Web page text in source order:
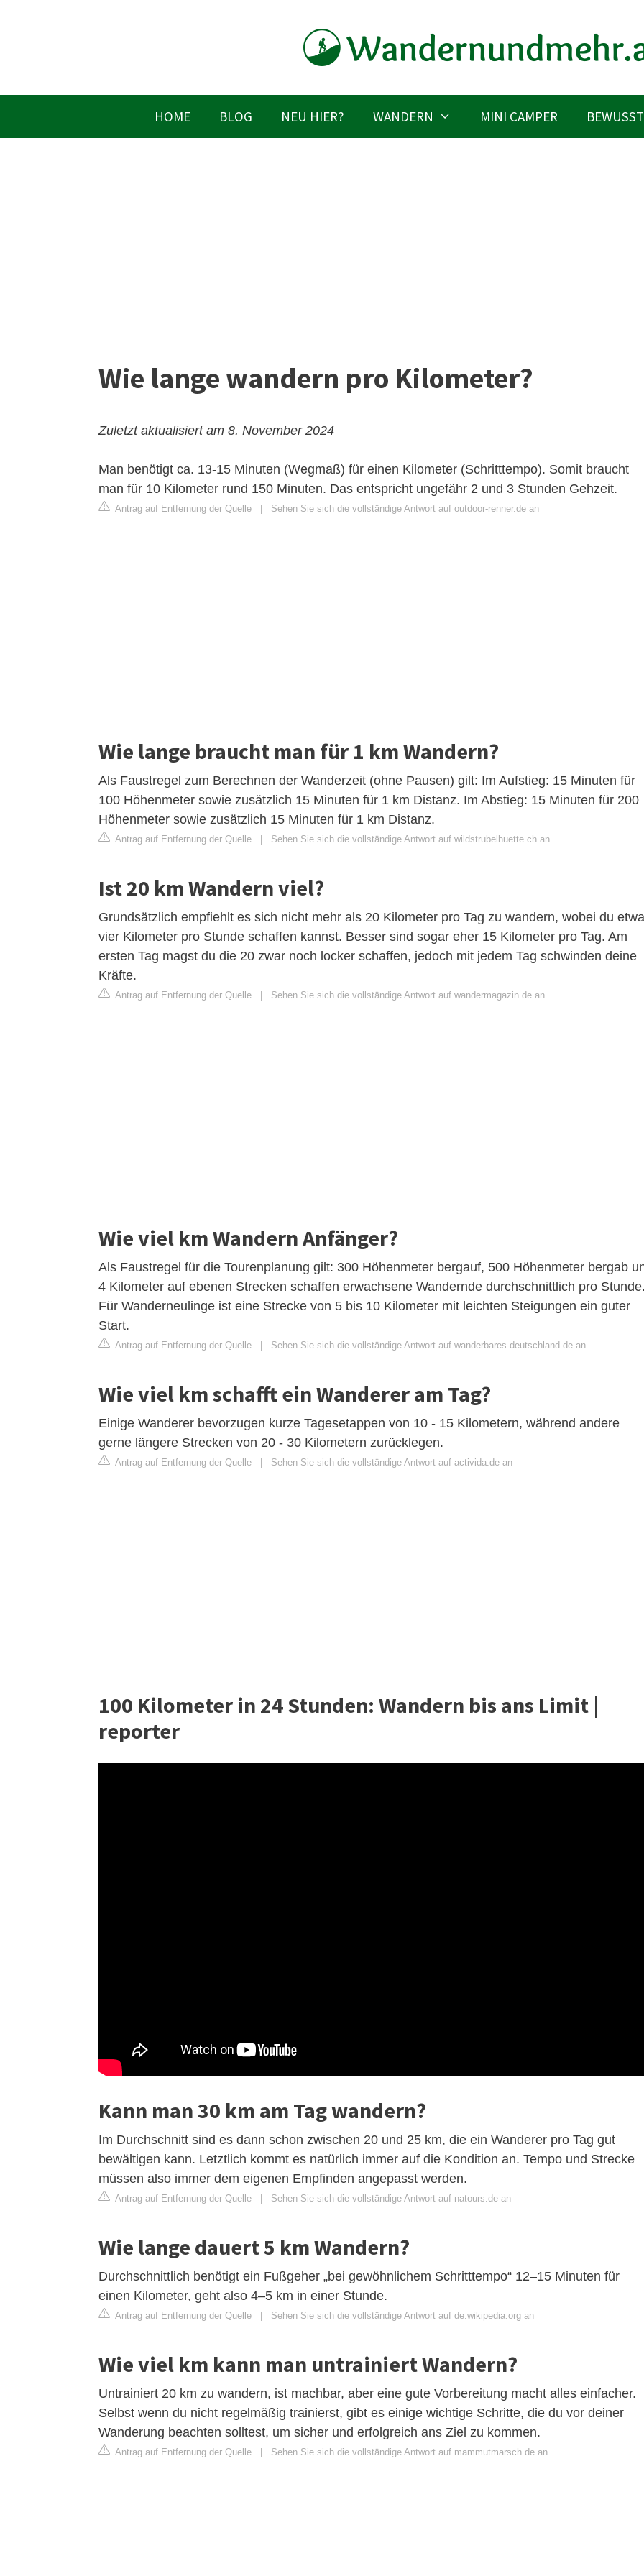
HOME BLOG NEU HIER? WANDERN MINI CAMPER
Wie lange wandern pro Kilometer?
Zuletzt aktualisiert am 8. November 2024
Man benötigt ca. 13-15 Minuten (Wegmaß) für einen Kilometer (Schritttempo). Somit braucht
man für 10 Kilometer rund 150 Minuten. Das entspricht ungefähr 2 und 3 Stunden Gehzeit.
Antrag auf Entfernung der Quelle Sehen Sie sich die vollständige Antwort auf outdoor-renner.de an
Wie lange braucht man für 1 km Wandern?
Als Faustregel zum Berechnen der Wanderzeit (ohne Pausen) gilt: Im Aufstieg: 15 Minuten für
100 Höhenmeter sowie zusätzlich 15 Minuten für 1 km Distanz. Im Abstieg: 15 Minuten für 200
Höhenmeter sowie zusätzlich 15 Minuten für 1 km Distanz.
Antrag auf Entfernung der Quelle Sehen Sie sich die vollständige Antwort auf wildstrubelhuette.ch an
Ist 20 km Wandern viel?
Grundsätzlich empfiehlt es sich nicht mehr als 20 Kilometer pro Tag zu wandern, wobei du etwa
vier Kilometer pro Stunde schaffen kannst. Besser sind sogar eher 15 Kilometer pro Tag. Am
ersten Tag magst du die 20 zwar noch locker schaffen, jedoch mit jedem Tag schwinden deine
Kräfte.
Antrag auf Entfernung der Quelle Sehen Sie sich die vollständige Antwort auf wandermagazin.de an
Wie viel km Wandern Anfänger?
Als Faustregel für die Tourenplanung gilt: 300 Höhenmeter bergauf, 500 Höhenmeter bergab
4 Kilometer auf ebenen Strecken schaffen erwachsene Wandernde durchschnittlich pro
Für Wanderneulinge ist eine Strecke von 5 bis 10 Kilometer mit leichten Steigungen ein guter
Start.
Antrag auf Entfernung der Quelle Sehen Sie sich die vollständige Antwort auf wanderbares-deutschland.de an
Wie viel km schafft ein Wanderer am Tag?
Einige Wanderer bevorzugen kurze Tagesetappen von 10 - 15 Kilometern, während andere
gerne längere Strecken von 20 - 30 Kilometern zurücklegen.
Antrag auf Entfernung der Quelle Sehen Sie sich die vollständige Antwort auf activida.de an
100 Kilometer in 24 Stunden: Wandern bis ans Limit |
reporter
Kann man 30 km am Tag wandern?
Im Durchschnitt sind es dann schon zwischen 20 und 25 km, die ein Wanderer pro Tag gut
bewältigen kann. Letztlich kommt es natürlich immer auf die Kondition an. Tempo und Strecke
müssen also immer dem eigenen Empfinden angepasst werden.
Antrag auf Entfernung der Quelle | Sehen Sie sich die vollständige Antwort auf natours.de an
Wie lange dauert 5 km Wandern?
Durchschnittlich benötigt ein Fußgeher „bei gewöhnlichem Schritttempo“ 12–15 Minuten für
einen Kilometer, geht also 4–5 km in einer Stunde.
Antrag auf Entfernung der Quelle | Sehen Sie sich die vollständige Antwort auf de.wikipedia.org an
Wie viel km kann man untrainiert Wandern?
Untrainiert 20 km zu wandern, ist machbar, aber eine gute Vorbereitung macht alles einfacher.
Selbst wenn du nicht regelmäßig trainierst, gibt es einige wichtige Schritte, die du vor deiner
Wanderung beachten solltest, um sicher und erfolgreich ans Ziel zu kommen.
Antrag auf Entfernung der Quelle | Sehen Sie sich die vollständige Antwort auf mammutmarsch.de an